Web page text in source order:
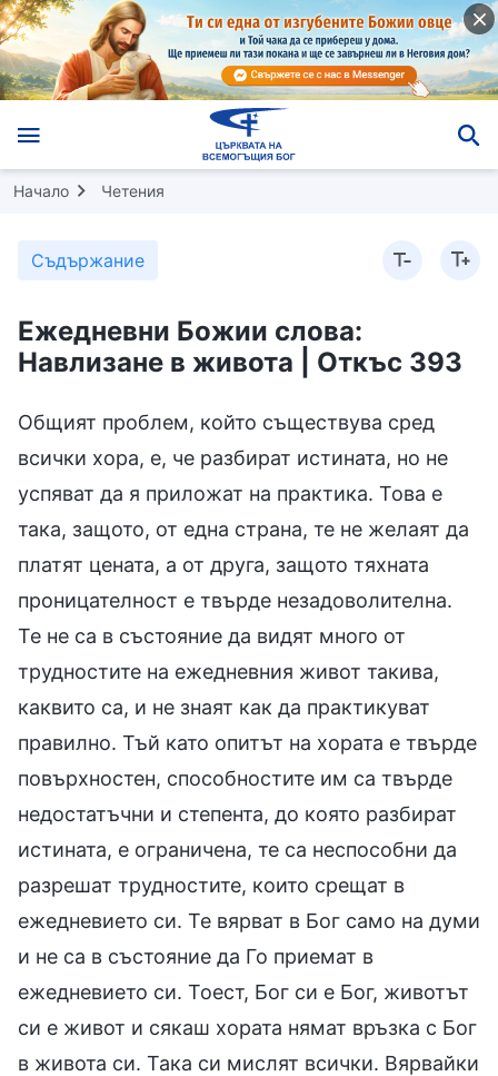
Начало Четения
Съдържание
Ежедневни Божии слова:
Навлизане в живота | Откъс 393
Общият проблем, който съществува сред
всички хора, е, че разбират истината, но не
успяват да я приложат на практика. Това е
така, защото, от една страна, те не желаят да
платят цената, а от друга, защото тяхната
проницателност е твърде незадоволителна.
Те не са в състояние да видят много от
трудностите на ежедневния живот такива,
каквито са, и не знаят как да практикуват
правилно. Тъй като опитът на хората е твърде
повърхностен, способностите им са твърде
недостатъчни и степента, до която разбират
истината, е ограничена, те са неспособни да
разрешат трудностите, които срещат в
ежедневието си. Те вярват в Бог само на думи
и не са в състояние да Го приемат в
ежедневието си. Тоест, Бог си е Бог, животът
си е живот и сякаш хората нямат връзка с Бог
в живота си. Така си мислят всички. Вярвайки